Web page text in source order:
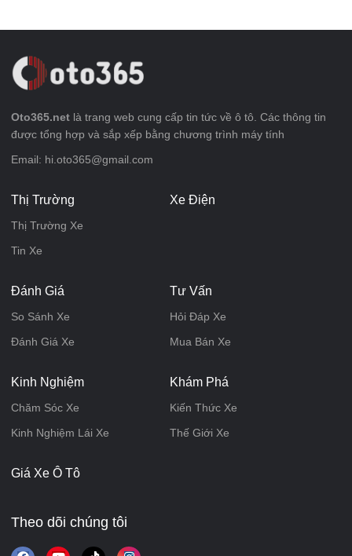
Oto365.net là trang web cung cấp tin tức về ô tô. Các thông tin
được tổng hợp và sắp xếp bằng chương trình máy tính
Email: hi.oto365@gmail.com
Thị Trường
Thị Trường Xe
Tin Xe
Xe Điện
Đánh Giá
So Sánh Xe
Đánh Giá Xe
Tư Vấn
Hỏi Đáp Xe
Mua Bán Xe
Kinh Nghiệm
Chăm Sóc Xe
Kinh Nghiệm Lái Xe
Khám Phá
Kiến Thức Xe
Thế Giới Xe
Giá Xe Ô Tô
Theo dõi chúng tôi